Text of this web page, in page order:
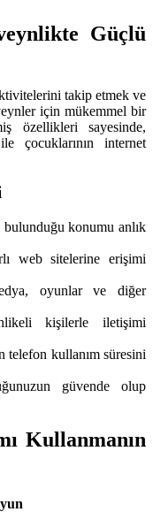
Güçlü
takip etmek ve
için mükemmel bir
özellikleri sayesinde,
çocuklarının internet
konumu anlık
web sitelerine erişimi
oyunlar ve diğer
kişilerle iletişimi
telefon kullanım süresini
güvende olup
Kullanmanın